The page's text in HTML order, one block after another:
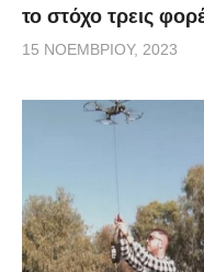
το στόχο τρεις
15 ΝΟΕΜΒΡΊΟΥ, 2023